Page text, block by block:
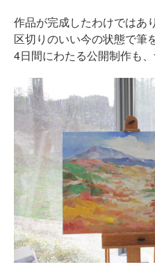
作品が完成したわけではあ
区切りのいい今の状態で筆
4日間にわたる公開制作も、